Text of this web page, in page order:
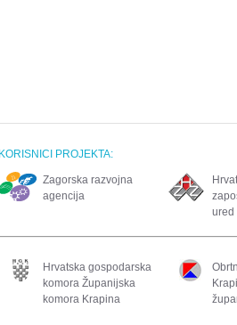
KORISNICI PROJEKTA:
Zagorska razvojna
agencija
ured
Hrvatska gospodarska
komora Županijska
komora Krapina